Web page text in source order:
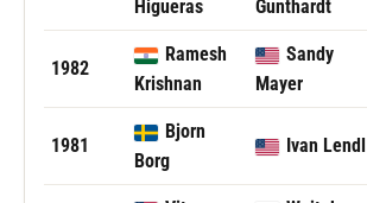
Higueras
Gunthardt
1982
Ramesh
Krishnan
Sandy
Mayer
1981
Bjorn
Borg
Ivan Lendl